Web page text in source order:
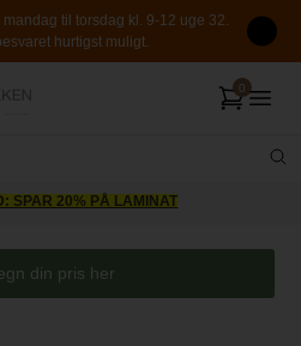
til torsdag kl. 9-12 uge 32.
hurtigst muligt.
SPAR 20% PÅ LAMINAT
din pris her